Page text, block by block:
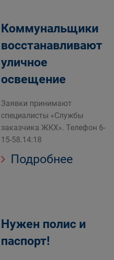
Коммунальщики
восстанавливают
уличное
освещение
Заявки принимают
специалисты «Службы
заказчика ЖКХ». Телефон 6-
15-58.14:18
Подробнее
Нужен полис и
паспорт!